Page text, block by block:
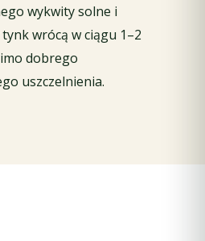
wykwity solne i
wrócą w ciągu 1–2
dobrego
uszczelnienia.